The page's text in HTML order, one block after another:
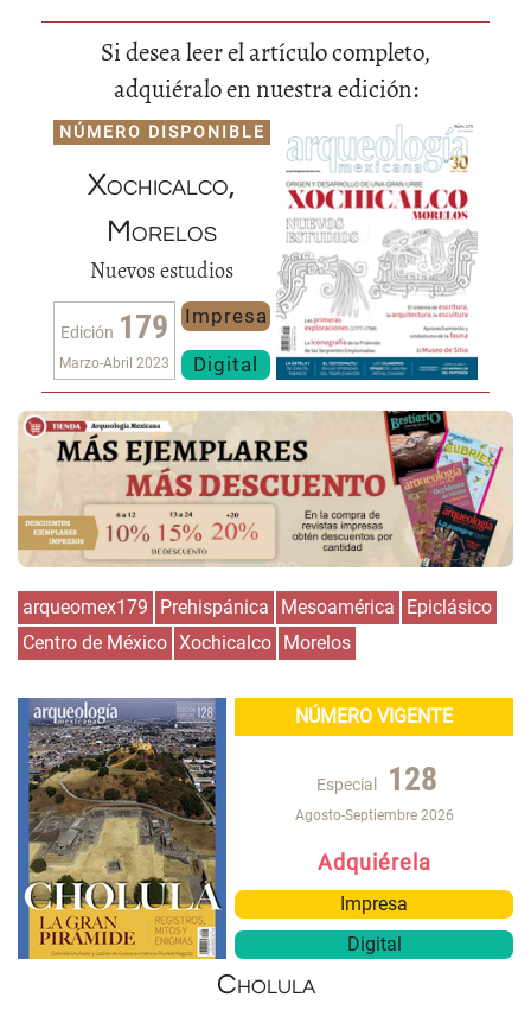
Si desea leer el artículo completo,
adquiéralo en nuestra edición:
NÚMERO DISPONIBLE
Xochicalco,
Morelos
Nuevos estudios
Edición 179
Marzo-Abril 2023
Impresa
Digital
arqueomex179 Prehispánica Mesoamérica
Epiclásico
Centro de México Xochicalco Morelos
NÚMERO VIGENTE
Especial 128
Agosto-Septiembre 2026
Adquiérela
Impresa
Digital
Cholula